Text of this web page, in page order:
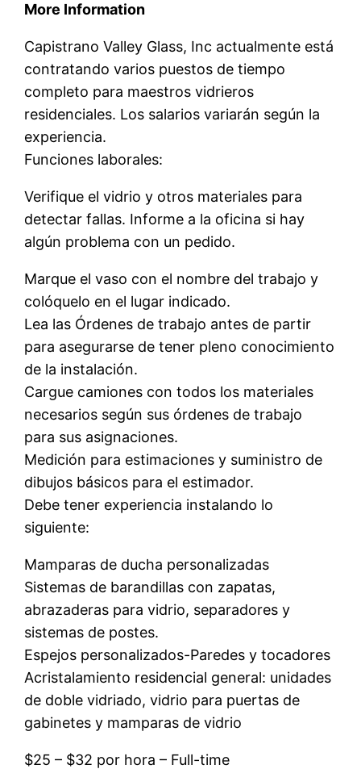
More Information
Capistrano Valley Glass, Inc actualmente está
contratando varios puestos de tiempo
completo para maestros vidrieros
residenciales. Los salarios variarán según la
experiencia.
Funciones laborales:
Verifique el vidrio y otros materiales para
detectar fallas. Informe a la oficina si hay
algún problema con un pedido.
Marque el vaso con el nombre del trabajo y
colóquelo en el lugar indicado.
Lea las Órdenes de trabajo antes de partir
para asegurarse de tener pleno conocimiento
de la instalación.
Cargue camiones con todos los materiales
necesarios según sus órdenes de trabajo
para sus asignaciones.
Medición para estimaciones y suministro de
dibujos básicos para el estimador.
Debe tener experiencia instalando lo
siguiente:
Mamparas de ducha personalizadas
Sistemas de barandillas con zapatas,
abrazaderas para vidrio, separadores y
sistemas de postes.
Espejos personalizados-Paredes y tocadores
Acristalamiento residencial general: unidades
de doble vidriado, vidrio para puertas de
gabinetes y mamparas de vidrio
$25 – $32 por hora – Full-time